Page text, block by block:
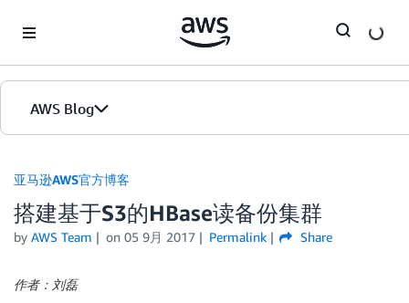
AWS Blog
首页
版本
亚马逊AWS官方博客
搭建基于S3的HBase读备份集群
by AWS Team on 05 9月 2017 Permalink Share
作者：刘磊